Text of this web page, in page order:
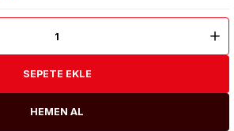
SEPETE EKLE
HEMEN AL